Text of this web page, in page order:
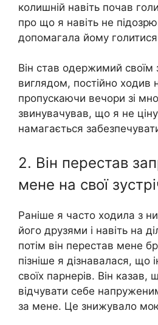
колишній навіть почав
про що я навіть не
допомагала йому
Він став одержимий своїм
виглядом, постійно ходив
пропускаючи вечори зі
звинувачував, що я не
намагається
2. Він перестав
мене на свої
Раніше я часто ходила з
його друзями і навіть на
потім він перестав мене
пізніше я дізнавалася, що
своїх парнерів. Він казав,
відчувати себе
за мене. Це знижувало